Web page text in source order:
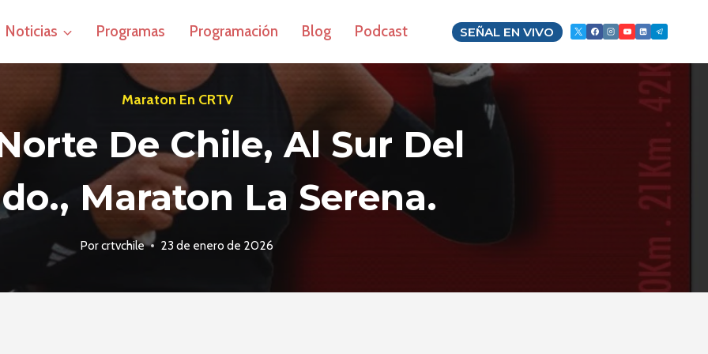
Noticias Programas Programación Blog Podcast SEÑAL EN VIVO
Maraton En CRTV
De Chile, Al Sur Del
Maraton La Serena.
Porcrtvchile 23 de enero de 2026